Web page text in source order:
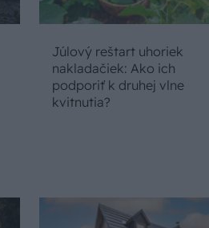
Júlový reštart uhoriek
nakladačiek: Ako ich
podporiť k druhej vlne
kvitnutia?